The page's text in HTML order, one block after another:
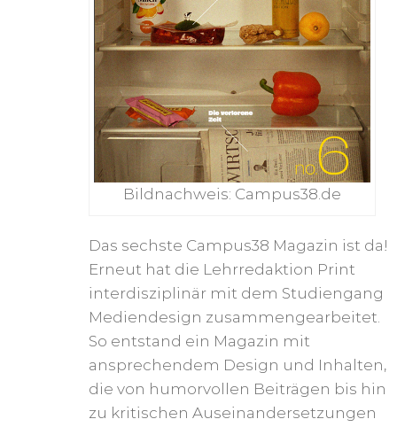
Bildnachweis: Campus38.de
Das sechste Campus38 Magazin ist da!
Erneut hat die Lehrredaktion Print
interdisziplinär mit dem Studiengang
Mediendesign zusammengearbeitet.
So entstand ein Magazin mit
ansprechendem Design und Inhalten,
die von humorvollen Beiträgen bis hin
zu kritischen Auseinandersetzungen